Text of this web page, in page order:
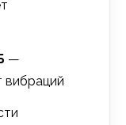
—
вибраций